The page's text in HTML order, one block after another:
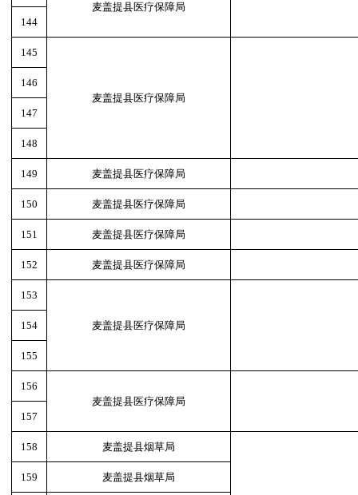
麦盖提县医疗保障局
144
145
麦盖提县医疗保障局
146
147
148
149 麦盖提县医疗保障局
150 麦盖提县医疗保障局
151 麦盖提县医疗保障局
152 麦盖提县医疗保障局
153
麦盖提县医疗保障局
154
155
156
麦盖提县医疗保障局
157
158 麦盖提县烟草局
159 麦盖提县烟草局